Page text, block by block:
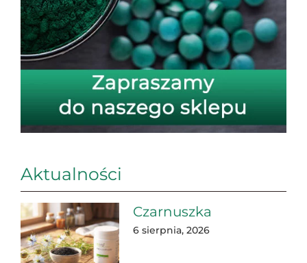
Aktualności
Czarnuszka
6 sierpnia, 2026